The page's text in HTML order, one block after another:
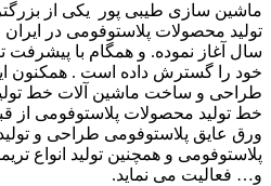
ماشین سازی طیبی پور یکی از
سال آغاز نموده. و همگام با پیشرفت
خود را گسترش داده است . همکنون
طراحی و ساخت ماشین آلات خط تولید
خط تولید محصولات پلاستوفومی از
ورق عایق پلاستوفومی طراحی و تولید
پلاستوفومی و همچنین تولید انواع
و… فعالیت می نماید.